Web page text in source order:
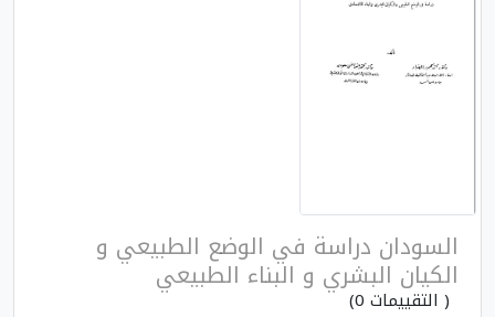
السودان دراسة في الوضع الطبيعي و
الكيان البشري و البناء الطبيعي
( التقييمات 0)